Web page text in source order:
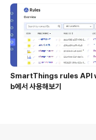
SmartThings rules API
b에서 사용해보기